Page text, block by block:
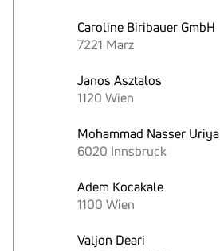
Caroline Biribauer GmbH
7221 Marz
Janos Asztalos
1120 Wien
Mohammad Nasser Uriya
6020 Innsbruck
Adem Kocakale
1100 Wien
Valjon Deari